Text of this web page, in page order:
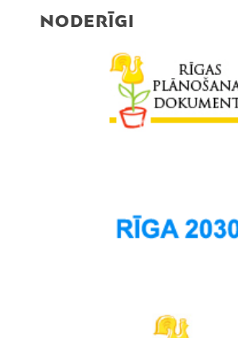
NODERĪGI